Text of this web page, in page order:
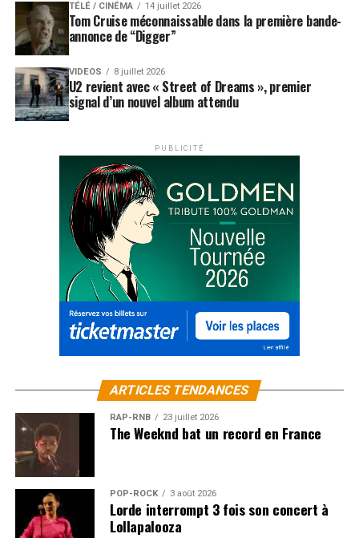
TÉLÉ / CINÉMA 14 juillet 2026
Tom Cruise méconnaissable dans la première bande-
annonce de “Digger”
VIDEOS 8 juillet 2026
U2 revient avec « Street of Dreams », premier
signal d’un nouvel album attendu
PUBLICITÉ
ARTICLES TENDANCES
RAP-RNB 23 juillet 2026
The Weeknd bat un record en France
POP-ROCK 3 août 2026
Lorde interrompt 3 fois son concert à
Lollapalooza